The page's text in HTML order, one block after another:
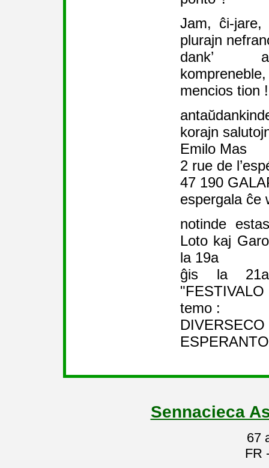
Jam, ĉi-jare,
plurajn
dank’ al
mencios tion !
korajn
Emilo Mas
2 rue de
47 190
espergala ĉe
notinde
Loto kaj
la 19a
ĝis la
temo :
Sennacieca
67
FR